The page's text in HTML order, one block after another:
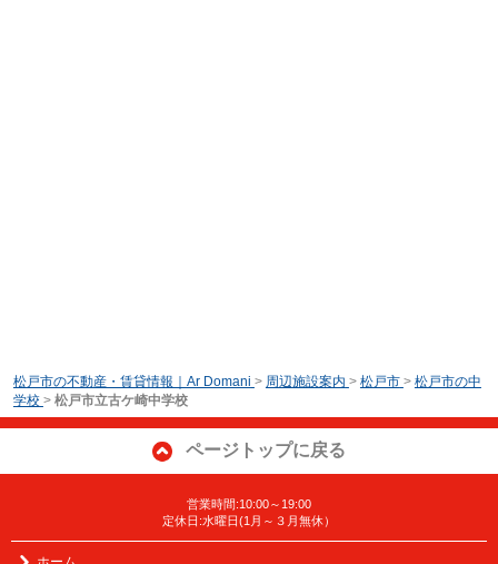
松戸市の不動産・賃貸情報｜Ar Domani > 周辺施設案内 > 松戸市 > 松戸市の中
学校 > 松戸市立古ケ崎中学校
ページトップに戻る
営業時間:10:00～19:00
定休日:水曜日(1月～３月無休）